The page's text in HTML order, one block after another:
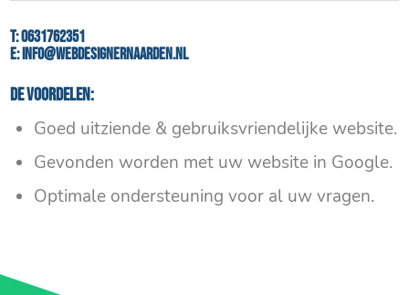
T:0631762351
E:info@webdesignernaarden.nl
De voordelen:
Goed uitziende & gebruiksvriendelijke website.
Gevonden worden met uw website in Google.
Optimale ondersteuning voor al uw vragen.